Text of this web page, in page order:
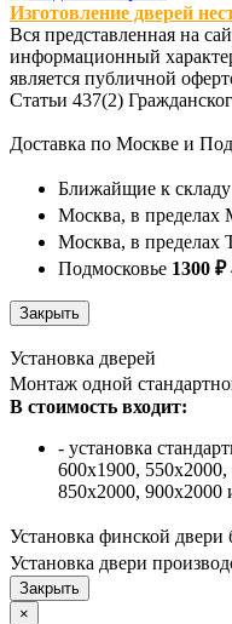
Изготовление дверей
Вся представленная на
информационный
является публичной
Статьи 437(2)
Доставка по Москве и
Ближайщие к
Москва, в
Москва, в пределах
Подмосковье 1300 ₽
Установка дверей
Монтаж одной
В стоимость входит:
- установка
600х1900,
850х2000,
Установка финской двери
Установка двери
×